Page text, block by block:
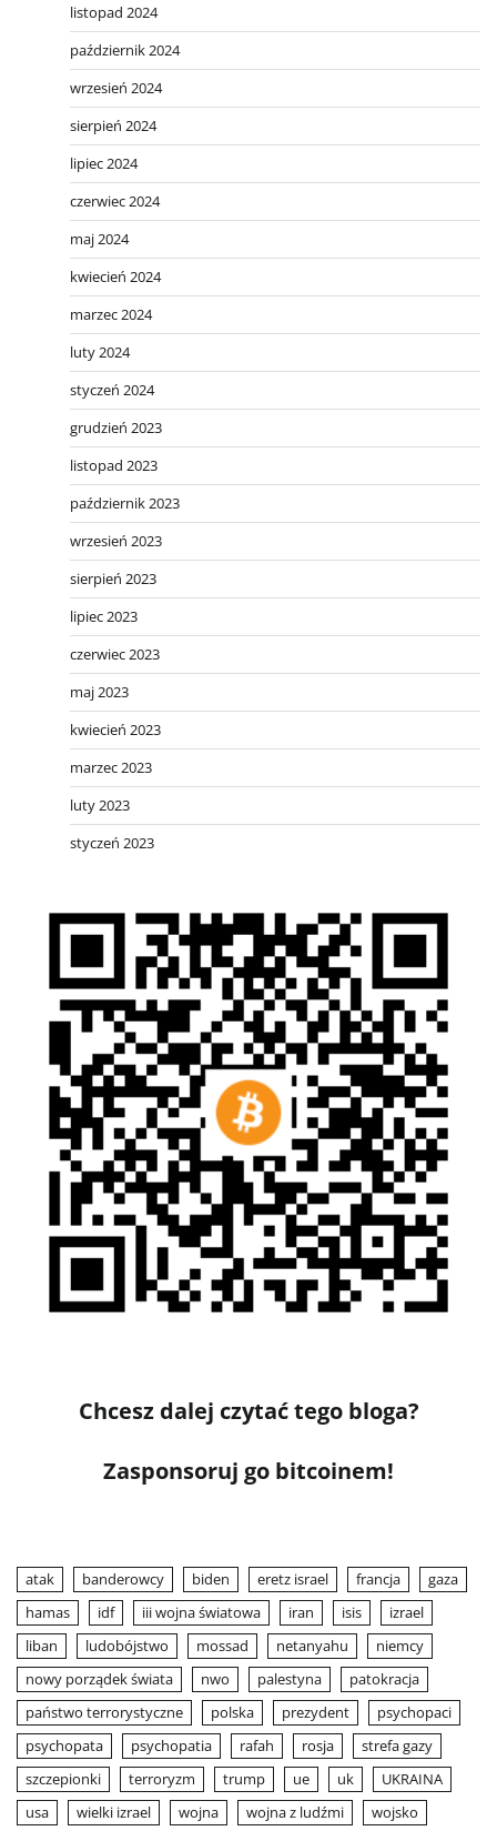
listopad 2024
październik 2024
wrzesień 2024
sierpień 2024
lipiec 2024
czerwiec 2024
maj 2024
kwiecień 2024
marzec 2024
luty 2024
styczeń 2024
grudzień 2023
listopad 2023
październik 2023
wrzesień 2023
sierpień 2023
lipiec 2023
czerwiec 2023
maj 2023
kwiecień 2023
marzec 2023
luty 2023
styczeń 2023
Chcesz dalej czytać tego bloga?
Zasponsoruj go bitcoinem!
atak banderowcy biden eretz israel francja
gaza
hamas
idf iii wojna światowa iran isis
izrael
liban
ludobójstwo mossad netanyahu
niemcy
nowy porządek świata
nwo palestyna
patokracja
państwo terrorystyczne
polska prezydent
psychopaci
psychopata
psychopatia rafah rosja
strefa gazy
szczepionki
terroryzm trump ue uk
UKRAINA
usa
wielki izrael wojna wojna z ludźmi wojsko